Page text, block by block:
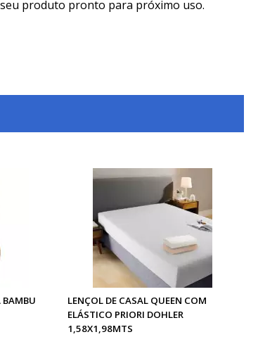
produto pronto para próximo uso.
BAMBU
LENÇOL DE CASAL QUEEN COM
ELÁSTICO PRIORI DOHLER
1,58X1,98MTS